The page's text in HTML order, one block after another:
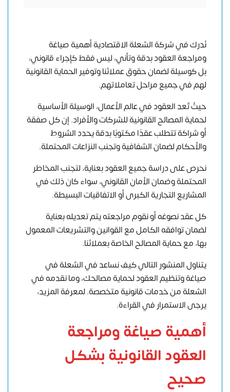
نُدرك فيشركة الشعلة الاقتصاديةأهمية صياغة
ومراجعة العقود بدقة وتأني، ليس فقط كإجراء قانوني،
بل كوسيلة لضمان حقوق عملائنا وتوفير الحماية القانونية
لهم في جميع مراحل تعاملاتهم.
حيثُ تُعد العقود في عالم الأعمال، الوسيلة الأساسية
لحماية المصالح القانونية للشركات والأفراد. إن كل صفقة
أو شراكة تتطلب عقدًا مكتوبًا بدقة يحدد الشروط
والأحكام لضمان الشفافية وتجنب النزاعات المحتملة.
نحرص على دراسة جميع العقود بعناية، لتجنب المخاطر
المحتملة وضمان الأمان القانوني، سواء كان ذلك في
المشاريع التجارية الكبرى أو الاتفاقيات البسيطة.
كل عقد نصوغه أو نقوم مراجعته يتم تعديله بعناية
لضمان توافقه الكامل مع القوانين والتشريعات المعمول
بها، مع حماية المصالح الخاصة بعملائنا.
يتناول المنشور التالي كيف نساعد في الشعلة في
صياغة وتنظيم العقود لحماية مصالحك، وما نقدمه في
الشعلة من خدمات قانونية متخصصة. لمعرفة المزيد،
يرجى الاستمرار في القراءة.
أهمية صياغة ومراجعة
العقود القانونية بشكل
صحيح